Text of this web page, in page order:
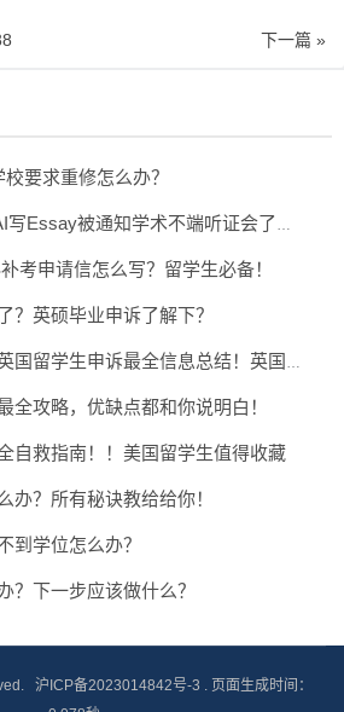
下一篇 »
要求重修怎么办？
ai学术不端申诉，用AI写Essay被通知学术不端听证会了怎么办？
考申请信怎么写？留学生必备！
？英硕毕业申诉了解下？
英国补考挂科申诉，英国留学生申诉最全信息总结！英国留学生必收藏！
全攻略，优缺点都和你说明白！
自救指南！！美国留学生值得收藏
办？所有秘诀教给给你！
到学位怎么办？
？下一步应该做什么？
沪ICP备2023014842号-3 . 页面生成时间：